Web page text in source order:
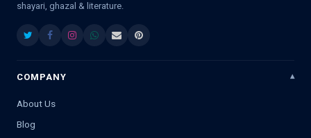
shayari, ghazal & literature.
COMPANY
About Us
Blog